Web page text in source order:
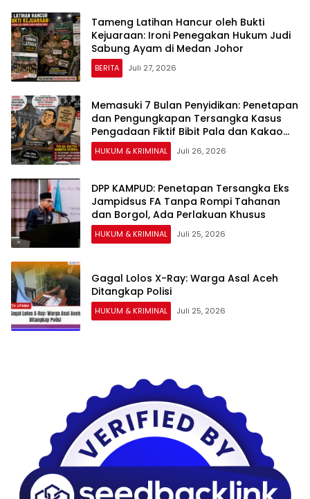
Tameng Latihan Hancur oleh Bukti
Kejuaraan: Ironi Penegakan Hukum Judi
Sabung Ayam di Medan Johor
BERITA Juli 27, 2026
Memasuki 7 Bulan Penyidikan: Penetapan
dan Pengungkapan Tersangka Kasus
Pengadaan Fiktif Bibit Pala dan Kakao
Rp26 Miliar Dipertanyakan
HUKUM & KRIMINAL Juli 26, 2026
DPP KAMPUD: Penetapan Tersangka Eks
Jampidsus FA Tanpa Rompi Tahanan
dan Borgol, Ada Perlakuan Khusus
HUKUM & KRIMINAL Juli 25, 2026
Gagal Lolos X-Ray: Warga Asal Aceh
Ditangkap Polisi
HUKUM & KRIMINAL Juli 25, 2026